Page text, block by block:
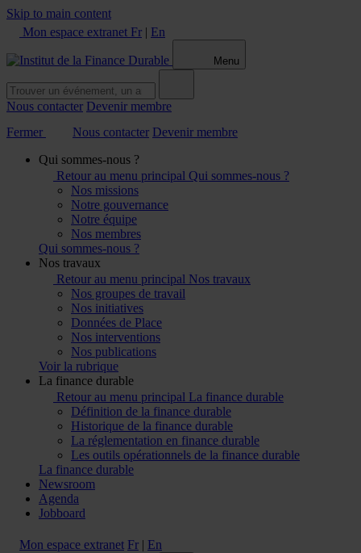
Skip to main content
Mon espace extranet Fr | En
Menu
Nous contacter Devenir membre
Fermer
Nous contacter Devenir membre
Qui sommes-nous ?
Retour au menu principal Qui sommes-nous ?
Nos missions
Notre gouvernance
Notre équipe
Nos membres
Qui sommes-nous ?
Nos travaux
Retour au menu principal Nos travaux
Nos groupes de travail
Nos initiatives
Données de Place
Nos interventions
Nos publications
Voir la rubrique
La finance durable
Retour au menu principal La finance durable
Définition de la finance durable
Historique de la finance durable
La réglementation en finance durable
Les outils opérationnels de la finance durable
La finance durable
Newsroom
Agenda
Jobboard
Mon espace extranet Fr | En